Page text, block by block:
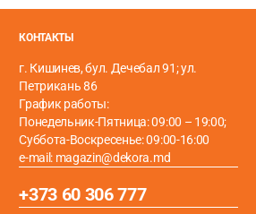
КОНТАКТЫ
г. Кишинев, бул. Дечебал 91; ул.
Петрикань 86
График работы:
Понедельник-Пятница: 09:00 – 19:00;
Суббота-Воскресенье: 09:00-16:00
e-mail: magazin@dekora.md
+373 60 306 777